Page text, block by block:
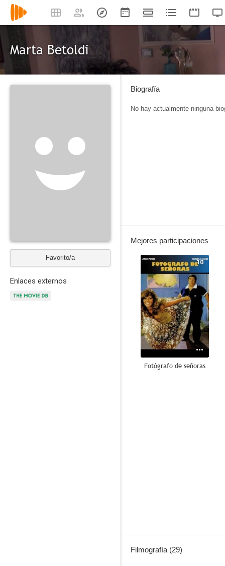
Marta Betoldi
Favorito/a
Enlaces externos
Biografía
No hay actualmente ninguna
Mejores participaciones
10
Fotógrafo de señoras
Filmografía (29)